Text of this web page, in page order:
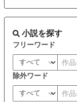
小説を探す
フリーワード
除外ワード